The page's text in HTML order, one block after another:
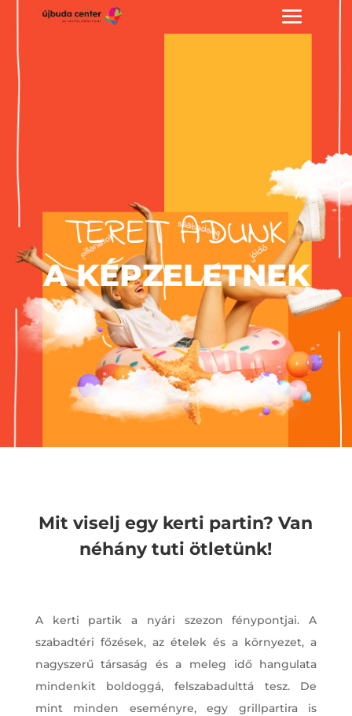
TERET ADUNK
A KÉPZELETNEK
Mit viselj egy kerti partin? Van
néhány tuti ötletünk!
A kerti partik a nyári szezon fénypontjai. A
szabadtéri főzések, az ételek és a környezet, a
nagyszerű társaság és a meleg idő hangulata
mindenkit boldoggá, felszabadulttá tesz. De
mint minden eseményre, egy grillpartira is